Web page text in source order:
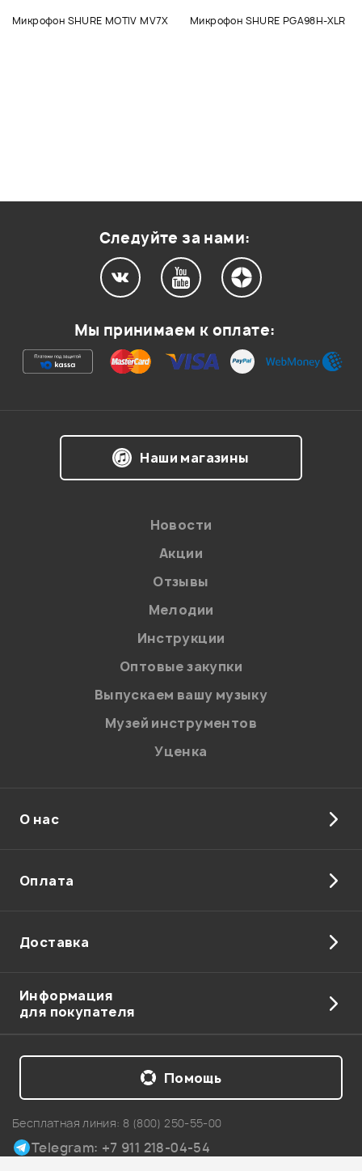
Микрофон SHURE MOTIV MV7X Микрофон SHURE PGA98H-XLR
Следуйте за нами:
Мы принимаем к оплате:
Наши магазины
Новости
Акции
Отзывы
Мелодии
Инструкции
Оптовые закупки
Выпускаем вашу музыку
Музей инструментов
Уценка
О нас
Оплата
Доставка
Информация
для покупателя
Бесплатная линия: 8 (800) 250-55-00
Telegram: +7 911 218-04-54
Помощь